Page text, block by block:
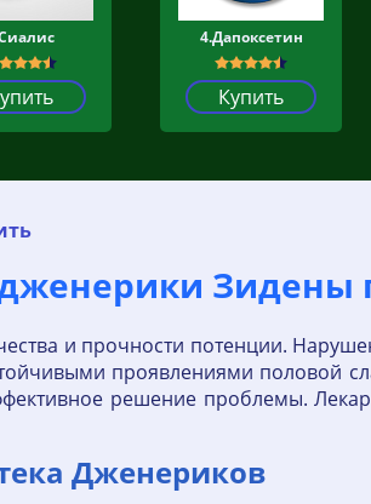
4.Дапоксетин
Купить
Зидены
и прочности потенции.
проявлениями
решение проблемы.
Дженериков